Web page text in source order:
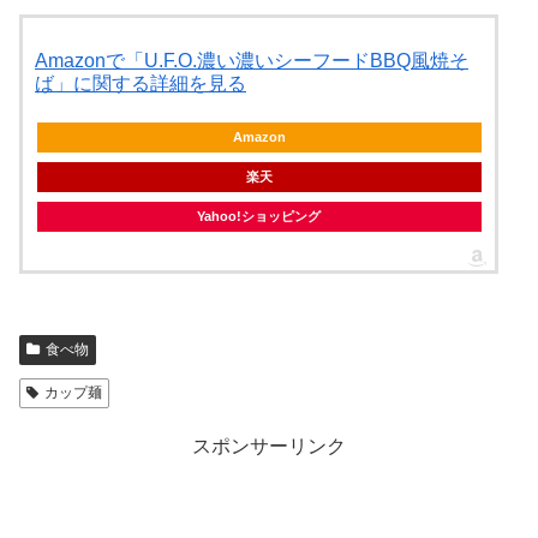
Amazonで「U.F.O.濃い濃いシーフードBBQ風焼そ
ば」に関する詳細を見る
Amazon
楽天
Yahoo!ショッピング
食べ物
カップ麺
スポンサーリンク